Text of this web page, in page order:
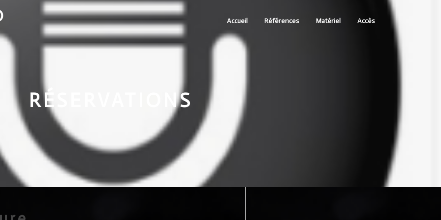
Accueil Références Matériel Accès
RÉSERVATIONS